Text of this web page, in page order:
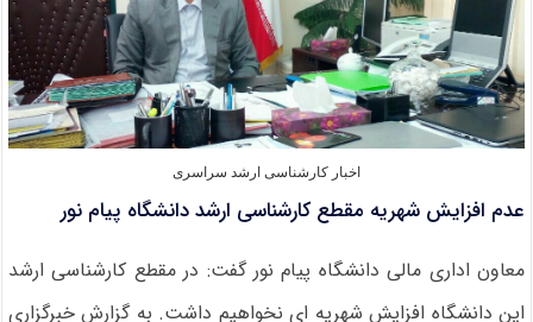
اخبار کارشناسی ارشد سراسری
عدم افزایش شهریه مقطع کارشناسی ارشد دانشگاه پیام نور
معاون اداری مالی دانشگاه پیام نور گفت: در مقطع کارشناسی ارشد
این دانشگاه افزایش شهریه ای نخواهیم داشت. به گزارش خبرگزاری